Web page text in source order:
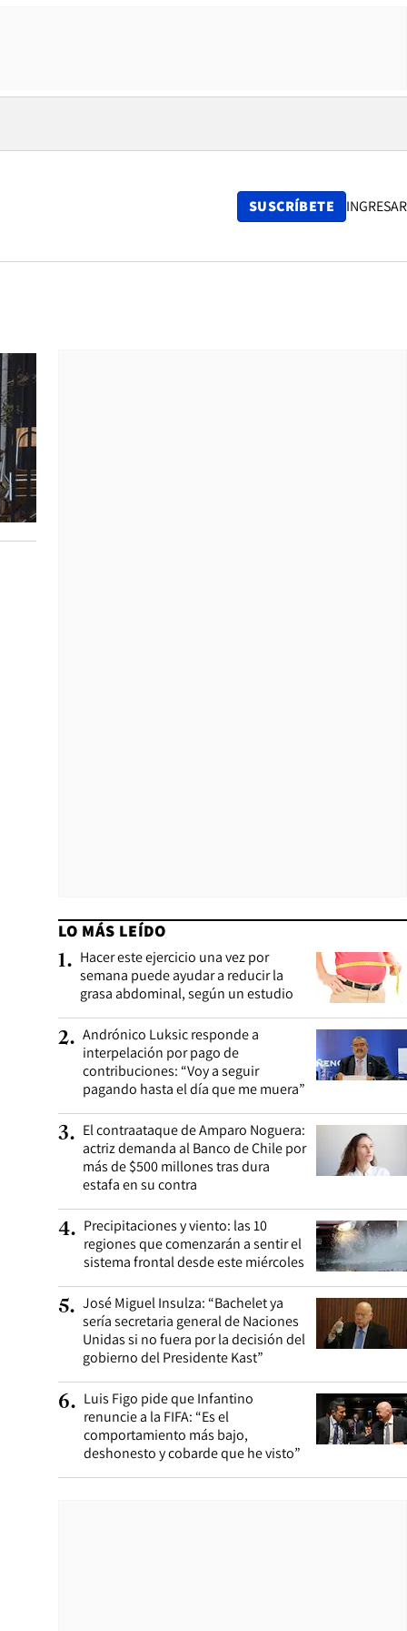
SUSCRÍBETE INGRESAR
LO MÁS LEÍDO
1. Hacer este ejercicio una vez por
semana puede ayudar a reducir la
grasa abdominal, según un estudio
2. Andrónico Luksic responde a
interpelación por pago de
contribuciones: “Voy a seguir
pagando hasta el día que me muera”
3. El contraataque de Amparo Noguera:
actriz demanda al Banco de Chile por
más de $500 millones tras dura
estafa en su contra
4. Precipitaciones y viento: las 10
regiones que comenzarán a sentir el
sistema frontal desde este miércoles
5. José Miguel Insulza: “Bachelet ya
sería secretaria general de Naciones
Unidas si no fuera por la decisión del
gobierno del Presidente Kast”
6. Luis Figo pide que Infantino
renuncie a la FIFA: “Es el
comportamiento más bajo,
deshonesto y cobarde que he visto”